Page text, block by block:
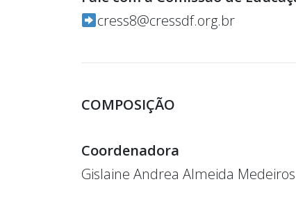
cress8@cressdf.org.br
COMPOSIÇÃO
Coordenadora
Gislaine Andrea Almeida Medeiros